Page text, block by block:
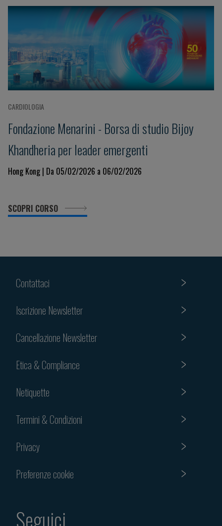
CARDIOLOGIA
Fondazione Menarini - Borsa di studio Bijoy
Khandheria per leader emergenti
Hong Kong | Da 05/02/2026 a 06/02/2026
SCOPRI CORSO
Contattaci
Iscrizione Newsletter
Cancellazione Newsletter
Etica & Compliance
Netiquette
Termini & Condizioni
Privacy
Preferenze cookie
Seguici